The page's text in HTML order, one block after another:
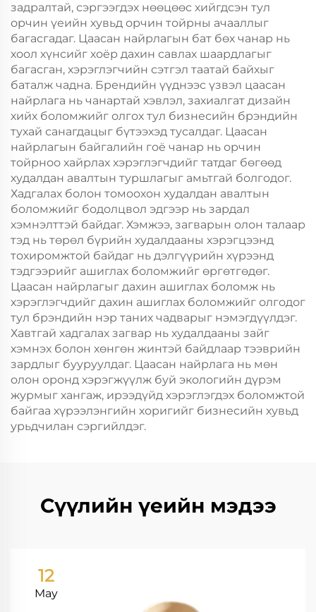
задралтай, сэргээгдэх нөөцөөс хийгдсэн тул
орчин үеийн хувьд орчин тойрны ачааллыг
багасгадаг. Цаасан найрлагын бат бөх чанар нь
хоол хүнсийг хоёр дахин савлах шаардлагыг
багасган, хэрэглэгчийн сэтгэл таатай байхыг
баталж чадна. Брендийн үүднээс үзвэл цаасан
найрлага нь чанартай хэвлэл, захиалгат дизайн
хийх боломжийг олгох тул бизнесийн брэндийн
тухай санагдацыг бүтээхэд тусалдаг. Цаасан
найрлагын байгалийн гоё чанар нь орчин
тойрноо хайрлах хэрэглэгчдийг татдаг бөгөөд
худалдан авалтын туршлагыг амьтгай болгодог.
Хадгалах болон томоохон худалдан авалтын
боломжийг бодолцвол эдгээр нь зардал
хэмнэлттэй байдаг. Хэмжээ, загварын олон талаар
тэд нь төрөл бүрийн худалдааны хэрэгцээнд
тохиромжтой байдаг нь дэлгүүрийн хүрээнд
тэдгээрийг ашиглах боломжийг өргөтгөдөг.
Цаасан найрлагыг дахин ашиглах боломж нь
хэрэглэгчдийг дахин ашиглах боломжийг олгодог
тул брэндийн нэр таних чадварыг нэмэгдүүлдэг.
Хавтгай хадгалах загвар нь худалдааны зайг
хэмнэх болон хөнгөн жинтэй байдлаар тээврийн
зардлыг бууруулдаг. Цаасан найрлага нь мөн
олон оронд хэрэгжүүлж буй экологийн дүрэм
журмыг хангаж, ирээдүйд хэрэглэгдэх боломжтой
байгаа хүрээлэнгийн хоригийг бизнесийн хувьд
урьдчилан сэргийлдэг.
Сүүлийн үеийн мэдээ
12
May